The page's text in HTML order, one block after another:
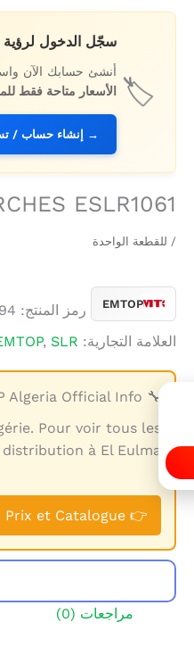
🏷️
سجّل الدخول لرؤية
أنشئ حسابك الآن
الأسعار متاحة فقط
→ إنشاء حساب /
ESLR1061
/ للقطعة الواحدة
EMTOP رمز المنتج:
العلامة التجارية:
, SLR
🔧 EMTOP Algeria Official Info
Pour voir tous les
à El Eulma :
👉 Voir EMTOP Algeria – Prix et Catalogue
مراجعات (0)